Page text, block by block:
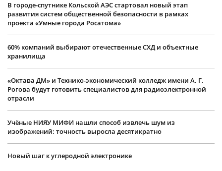
В городе-спутнике Кольской АЭС стартовал новый этап
развития систем общественной безопасности в рамках
проекта «Умные города Росатома»
60% компаний выбирают отечественные СХД и объектные
хранилища
«Октава ДМ» и Технико-экономический колледж имени А. Г.
Рогова будут готовить специалистов для радиоэлектронной
отрасли
Учëные НИЯУ МИФИ нашли способ извлечь шум из
изображений: точность выросла десятикратно
Новый шаг к углеродной электронике